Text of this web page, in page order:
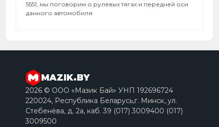
5551, мы поговорим о рулевых тягах и передней оси
данного автомобиля
MAZIK.BY
2026 © ООО «Мазик Бай» УНП 192696724
220024, Республика Беларусь,г. Минск, ул.
Стебенёва, д. 2a, каб. 39 (017) 3009400 (017)
3009500